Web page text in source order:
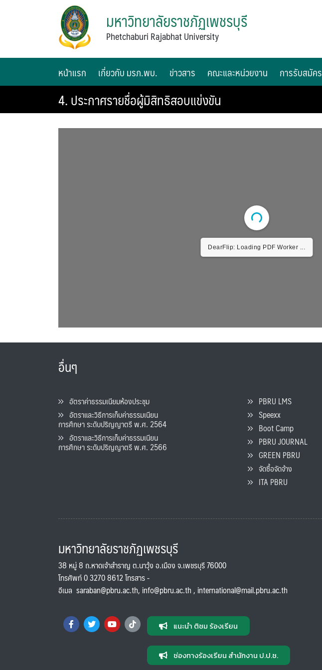
มหาวิทยาลัยราชภัฏเพชรบุรี
Phetchaburi Rajabhat University
หน้าแรก เกี่ยวกับ มรภ.พบ. ข่าวสาร คณะและหน่วยงาน การรับสมัคร
4. ประกาศรายชื่อผู้มิสิทธิสอบแข่งขัน
DearFlip: Loading PDF Worker ...
อื่นๆ
อัตราค่าธรรมเนียมห้องประชุม
อัตราและวิธีการเก็บค่าธรรมเนียน
การศึกษา ระดับปริญญาตรี พ.ศ. 2564
อัตราและวิธีการเก็บค่าธรรมเนียน
การศึกษา ระดับปริญญาตรี พ.ศ. 2566
PBRU LMS
Speexx
Boot Camp
PBRU JOURNAL
GREEN PBRU
จัดซื้อจัดจ้าง
ITA PBRU
มหาวิทยาลัยราชภัฏเพชรบุรี
38 หมู่ 8 ถ.หาดเจ้าสำราญ ต.นาวุ้ง อ.เมือง จ.เพชรบุรี 76000
โทรศัพท์ 0 3270 8612 โทรสาร -
อีเมล saraban@pbru.ac.th, info@pbru.ac.th, international@mail.pbru.ac.th
แนะนำ ติชม ร้องเรียน
ช่องทางร้องเรียน สำนักงาน ป.ป.ช.